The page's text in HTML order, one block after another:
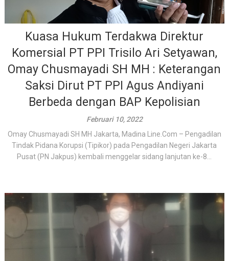
Kuasa Hukum Terdakwa Direktur
Komersial PT PPI Trisilo Ari Setyawan,
Omay Chusmayadi SH MH : Keterangan
Saksi Dirut PT PPI Agus Andiyani
Berbeda dengan BAP Kepolisian
Februari 10, 2022
Omay Chusmayadi SH MH Jakarta, Madina Line.Com – Pengadilan
Tindak Pidana Korupsi (Tipikor) pada Pengadilan Negeri Jakarta
Pusat (PN Jakpus) kembali menggelar sidang lanjutan ke-8...